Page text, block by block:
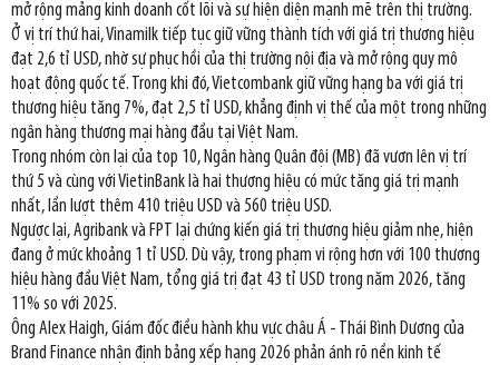
mở rộng mảng kinh doanh cốt lõi và sự hiện diện mạnh mẽ trên thị trường.
Ở vị trí thứ hai, Vinamilk tiếp tục giữ vững thành tích với giá trị thương hiệu
đạt 2,6 tỉ USD, nhờ sự phục hồi của thị trường nội địa và mở rộng quy mô
hoạt động quốc tế. Trong khi đó, Vietcombank giữ vững hạng ba với giá trị
thương hiệu tăng 7%, đạt 2,5 tỉ USD, khẳng định vị thế của một trong những
ngân hàng thương mại hàng đầu tại Việt Nam.
Trong nhóm còn lại của top 10, Ngân hàng Quân đội (MB) đã vươn lên vị trí
thứ 5 và cùng với VietinBank là hai thương hiệu có mức tăng giá trị mạnh
nhất, lần lượt thêm 410 triệu USD và 560 triệu USD.
Ngược lại, Agribank và FPT lại chứng kiến giá trị thương hiệu giảm nhẹ, hiện
đang ở mức khoảng 1 tỉ USD. Dù vậy, trong phạm vi rộng hơn với 100 thương
hiệu hàng đầu Việt Nam, tổng giá trị đạt 43 tỉ USD trong năm 2026, tăng
11% so với 2025.
Ông Alex Haigh, Giám đốc điều hành khu vực châu Á - Thái Bình Dương của
Brand Finance nhận định bảng xếp hạng 2026 phản ánh rõ nền kinh tế